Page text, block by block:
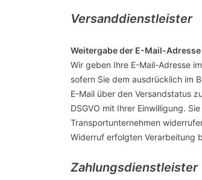
Weitergabe der E-Mail-
Wir geben Ihre E-Mail-Adresse
sofern Sie dem ausdrücklich im
E-Mail über den Versandstatus
DSGVO mit Ihrer Einwilligung.
Transportunternehmen
Widerruf erfolgten Verarbeitung